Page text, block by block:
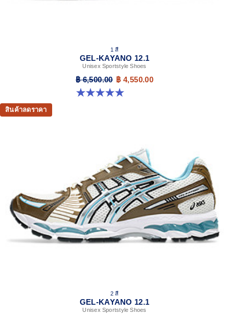
1 สี
GEL-KAYANO 12.1
Unisex Sportstyle Shoes
฿ 6,500.00 ฿ 4,550.00
5.0 จาก 5 ดาว 6 รีวิว
สินค้าลดราคา
2 สี
GEL-KAYANO 12.1
Unisex Sportstyle Shoes